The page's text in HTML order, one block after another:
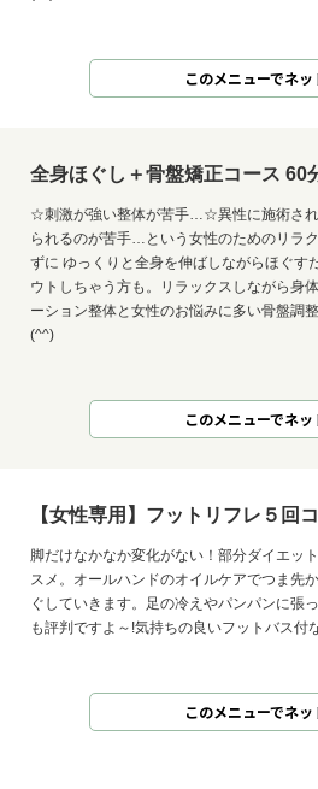
このメニューでネッ
全身ほぐし＋骨盤矯正コース 60
☆刺激が強い整体が苦手…☆異性に施術さ
られるのが苦手…という女性のためのリラ
ずに ゆっくりと全身を伸ばしながらほぐす
ウトしちゃう方も。リラックスしながら身
ーション整体と女性のお悩みに多い骨盤調
(^^)
このメニューでネッ
【女性専用】フットリフレ５回
脚だけなかなか変化がない！部分ダイエッ
スメ。オールハンドのオイルケアでつま先
ぐしていきます。足の冷えやパンパンに張
も評判ですよ～!気持ちの良いフットバス
このメニューでネッ